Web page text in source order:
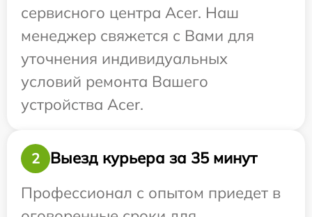
сервисного центра Acer. Наш
менеджер свяжется с Вами для
уточнения индивидуальных
условий ремонта Вашего
устройства Acer.
2
Выезд курьера за 35 минут
Профессионал с опытом приедет в